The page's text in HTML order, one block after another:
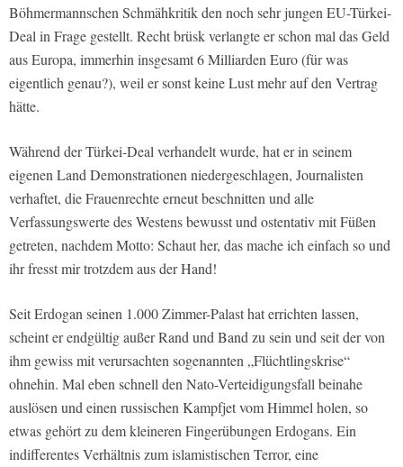
Böhmermannschen Schmähkritik den noch sehr jungen EU-Türkei-
Deal in Frage gestellt. Recht brüsk verlangte er schon mal das Geld
aus Europa, immerhin insgesamt 6 Milliarden Euro (für was
eigentlich genau?), weil er sonst keine Lust mehr auf den Vertrag
hätte.
Während der Türkei-Deal verhandelt wurde, hat er in seinem
eigenen Land Demonstrationen niedergeschlagen, Journalisten
verhaftet, die Frauenrechte erneut beschnitten und alle
Verfassungswerte des Westens bewusst und ostentativ mit Füßen
getreten, nachdem Motto: Schaut her, das mache ich einfach so und
ihr fresst mir trotzdem aus der Hand!
Seit Erdogan seinen 1.000 Zimmer-Palast hat errichten lassen,
scheint er endgültig außer Rand und Band zu sein und seit der von
ihm gewiss mit verursachten sogenannten „Flüchtlingskrise“
ohnehin. Mal eben schnell den Nato-Verteidigungsfall beinahe
auslösen und einen russischen Kampfjet vom Himmel holen, so
etwas gehört zu dem kleineren Fingerübungen Erdogans. Ein
indifferentes Verhältnis zum islamistischen Terror, eine